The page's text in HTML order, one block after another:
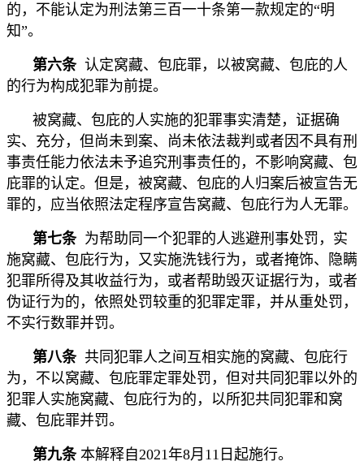
的，不能认定为刑法第三百一十条第一款规定的“明
知”。
第六条认定窝藏、包庇罪，以被窝藏、包庇的人
的行为构成犯罪为前提。
被窝藏、包庇的人实施的犯罪事实清楚，证据确
实、充分，但尚未到案、尚未依法裁判或者因不具有刑
事责任能力依法未予追究刑事责任的，不影响窝藏、包
庇罪的认定。但是，被窝藏、包庇的人归案后被宣告无
罪的，应当依照法定程序宣告窝藏、包庇行为人无罪。
第七条为帮助同一个犯罪的人逃避刑事处罚，实
施窝藏、包庇行为，又实施洗钱行为，或者掩饰、隐瞒
犯罪所得及其收益行为，或者帮助毁灭证据行为，或者
伪证行为的，依照处罚较重的犯罪定罪，并从重处罚，
不实行数罪并罚。
第八条共同犯罪人之间互相实施的窝藏、包庇行
为，不以窝藏、包庇罪定罪处罚，但对共同犯罪以外的
犯罪人实施窝藏、包庇行为的，以所犯共同犯罪和窝
藏、包庇罪并罚。
第九条本解释自2021年8月11日起施行。